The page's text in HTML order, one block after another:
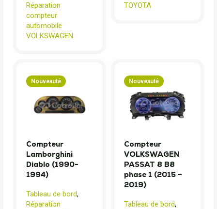
Réparation
compteur
automobile
VOLKSWAGEN
TOYOTA
Nouveauté
Compteur
Lamborghini
Diablo (1990-
1994)
Tableau de bord,
Réparation
Nouveauté
Compteur
VOLKSWAGEN
PASSAT 8 B8
phase 1 (2015 –
2019)
Tableau de bord,